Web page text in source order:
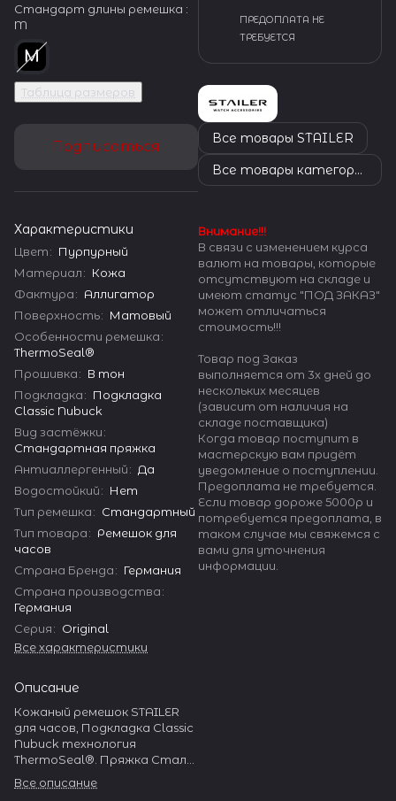
Стандарт длины ремешка :
M
Таблица размеров
Подписаться
Характеристики
Цвет: Пурпурный
Материал: Кожа
Фактура: Аллигатор
Поверхность: Матовый
Особенности ремешка:
ThermoSeal®
Прошивка: В тон
Подкладка: Подкладка
Classic Nubuck
Вид застёжки:
Стандартная пряжка
Антиаллергенный: Да
Водостойкий: Нет
Тип ремешка: Стандартный
Тип товара: Ремешок для
часов
Страна Бренда: Германия
Страна производства:
Германия
Серия: Original
Все характеристики
Описание
Кожаный ремешок STAILER
для часов, Подкладка Classic
Nubuck технология
ThermoSeal®. Пряжка Сталь
Все описание
ПРЕДОПЛАТА НЕ
ТРЕБУЕТСЯ
Все товары STAILER
Все товары категории
Внимание!!!
В связи с изменением курса
валют на товары, которые
отсутствуют на складе и
имеют статус "ПОД ЗАКАЗ"
может отличаться
стоимость!!!
Товар под Заказ
выполняется от 3х дней до
нескольких месяцев
(зависит от наличия на
складе поставщика)
Когда товар поступит в
мастерскую вам придёт
уведомление о поступлении.
Предоплата не требуется.
Если товар дороже 5000р и
потребуется предоплата, в
таком случае мы свяжемся с
вами для уточнения
информации.